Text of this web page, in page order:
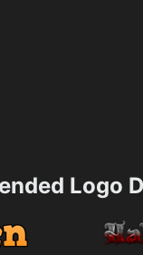
Logo